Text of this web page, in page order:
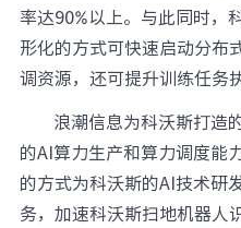
率达90%以上。与此同时，
形化的方式可快速启动分布
调资源，还可提升训练任务
浪潮信息为科沃斯打造
的AI算力生产和算力调度能
的方式为科沃斯的AI技术研
务，加速科沃斯扫地机器人